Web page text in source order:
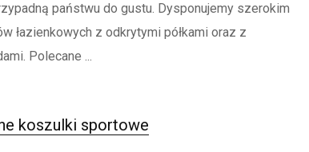
państwu do gustu. Dysponujemy szerokim
łazienkowych z odkrytymi półkami oraz z
Polecane ...
koszulki sportowe